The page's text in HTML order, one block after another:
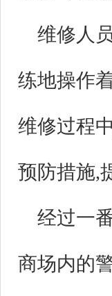
维修人
练地操作
维修过程
预防措施,
经过一
商场内的